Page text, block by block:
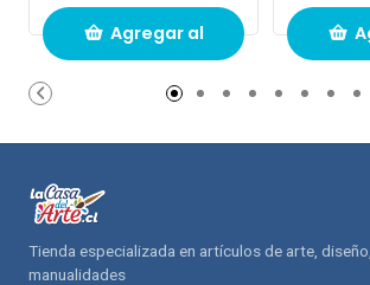
Agregar al
carrito de
compras
Tienda especializada en artículos de arte,
manualidades